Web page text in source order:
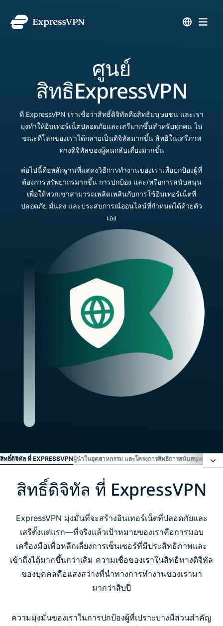
ศูนย์
สิทธิExpressVPN
ที่ ExpressVPN เราเชื่อว่าสิทธิ์ดิจิทัลคือสิทธิมนุษยชน และเรา
มุ่งทำให้อินเทอร์เน็ตปลอดภัยและเสรีมากขึ้นสำหรับทุกคน ใน
ขณะที่โลกของเราได้กลายเป็นดิจิทัลมากขึ้น สิทธิในเสรีภาพ
ทางดิจิทัลของผู้คนกลับเสี่ยงมากขึ้น
ต่อไปนี้คือหลักฐานที่แสดงวิธีการทำงานของเราเพื่อปกป้องผู้ที่
ต้องการทรัพยากรมากขึ้น การปกป้อง และ/หรือการสนับสนุน
เพื่อให้พวกเขาสามารถเพลิดเพลินกับการใช้อินเทอร์เน็ตที่
ปลอดภัย มั่นคง และประสบการณ์ออนไลน์ที่กำหนดได้ด้วยตัว
เอง
สิทธิ์ดิจิทัล ที่ EXPRESSVPNผู้นำในอุตสาหกรรม และโครงการสิทธิการสนับสนุนนักเคลื่
สิทธิ์ดิจิทัล ที่ ExpressVPN
ผู้นำในอุตสาหกรรม และโครงการสิทธิ
การสนับสนุนนักเคลื่อนไหว และนักข่าว
แหล่งข้อมูล
สิทธิ์ดิจิทัล ที่ ExpressVPN
ExpressVPN มุ่งมั่นที่จะสร้างอินเทอร์เน็ตที่ปลอดภัยและ
เสรีตั้งแต่แรก—ที่จริงแล้วเป้าหมายของเราคือการมอบ
เครื่องมือเพื่อหลีกเลี่ยงการเซ็นเซอร์ที่มีประสิทธิภาพและ
เข้าถึงได้มากขึ้นกว่าเดิม ความเชื่อของเราในสิทธิทางดิจิทัล
ของบุคคลคือแสงสว่างที่นำทางการทำงานของเรามา
มากว่าสิบปี
ความมุ่งมั่นของเราในการปกป้องผู้ที่เปราะบางมีส่วนสำคัญ